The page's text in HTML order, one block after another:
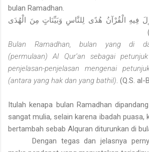
bulan Ramadhan.
فِيهِ الْقُرْآنُ هُدًى لِلنَّاسِ وَبَيِّنَاتٍ مِنَ الْهُدَى
Bulan Ramadhan, bulan yang di
(permulaan) Al Qur’an sebagai
penjelasan-penjelasan mengenai
(antara yang hak dan yang bathil) . (Q.S.
Itulah kenapa bulan Ramadhan
sangat mulia, selain karena ibadah puasa,
bertambah sebab Alquran diturunkan di
Dengan tegas dan jelasnya